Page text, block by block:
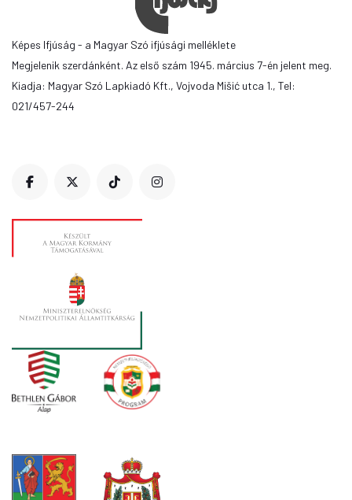
Képes Ifjúság - a Magyar Szó ifjúsági melléklete
Megjelenik szerdánként. Az első szám 1945. március 7-én jelent meg.
Kiadja: Magyar Szó Lapkiadó Kft., Vojvoda Mišić utca 1., Tel:
021/457-244